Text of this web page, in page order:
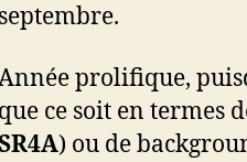
septembre.
prolifique,
que ce soit en termes
) ou de